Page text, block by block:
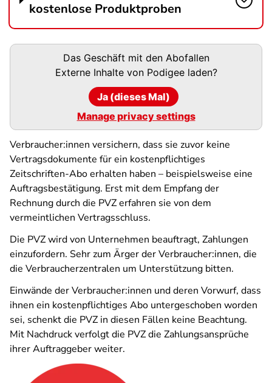
kostenlose Produktproben
Podigee-
Das Geschäft mit den Abofallen
Externe Inhalte von Podigeeladen?
Ja (dieses Mal)
Manage privacy settings
Verbraucher:innen versichern, dass sie zuvor keine
Vertragsdokumente für ein kostenpflichtiges
Zeitschriften-Abo erhalten haben – beispielsweise eine
Auftragsbestätigung. Erst mit dem Empfang der
Rechnung durch die PVZ erfahren sie von dem
vermeintlichen Vertragsschluss.
Die PVZ wird von Unternehmen beauftragt, Zahlungen
einzufordern. Sehr zum Ärger der Verbraucher:innen, die
die Verbraucherzentralen um Unterstützung bitten.
Einwände der Verbraucher:innen und deren Vorwurf, dass
ihnen ein kostenpflichtiges Abo untergeschoben worden
sei, schenkt die PVZ in diesen Fällen keine Beachtung.
Mit Nachdruck verfolgt die PVZ die Zahlungsansprüche
ihrer Auftraggeber weiter.